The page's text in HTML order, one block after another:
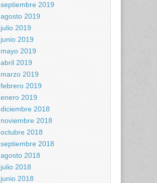
septiembre 2019
agosto 2019
julio 2019
junio 2019
mayo 2019
abril 2019
marzo 2019
febrero 2019
enero 2019
diciembre 2018
noviembre 2018
octubre 2018
septiembre 2018
agosto 2018
julio 2018
junio 2018